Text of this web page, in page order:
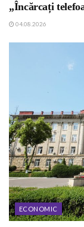
„Încărcați
04.08.2026
ECONOMIC